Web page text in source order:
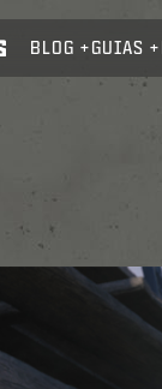
BLOG GUIAS